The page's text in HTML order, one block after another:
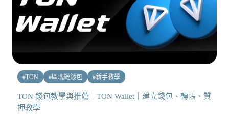
#TON #區塊鏈錢包 #新手教學
TON 錢包教學與推薦｜TON Wallet｜建立錢包、轉帳、質
押教學